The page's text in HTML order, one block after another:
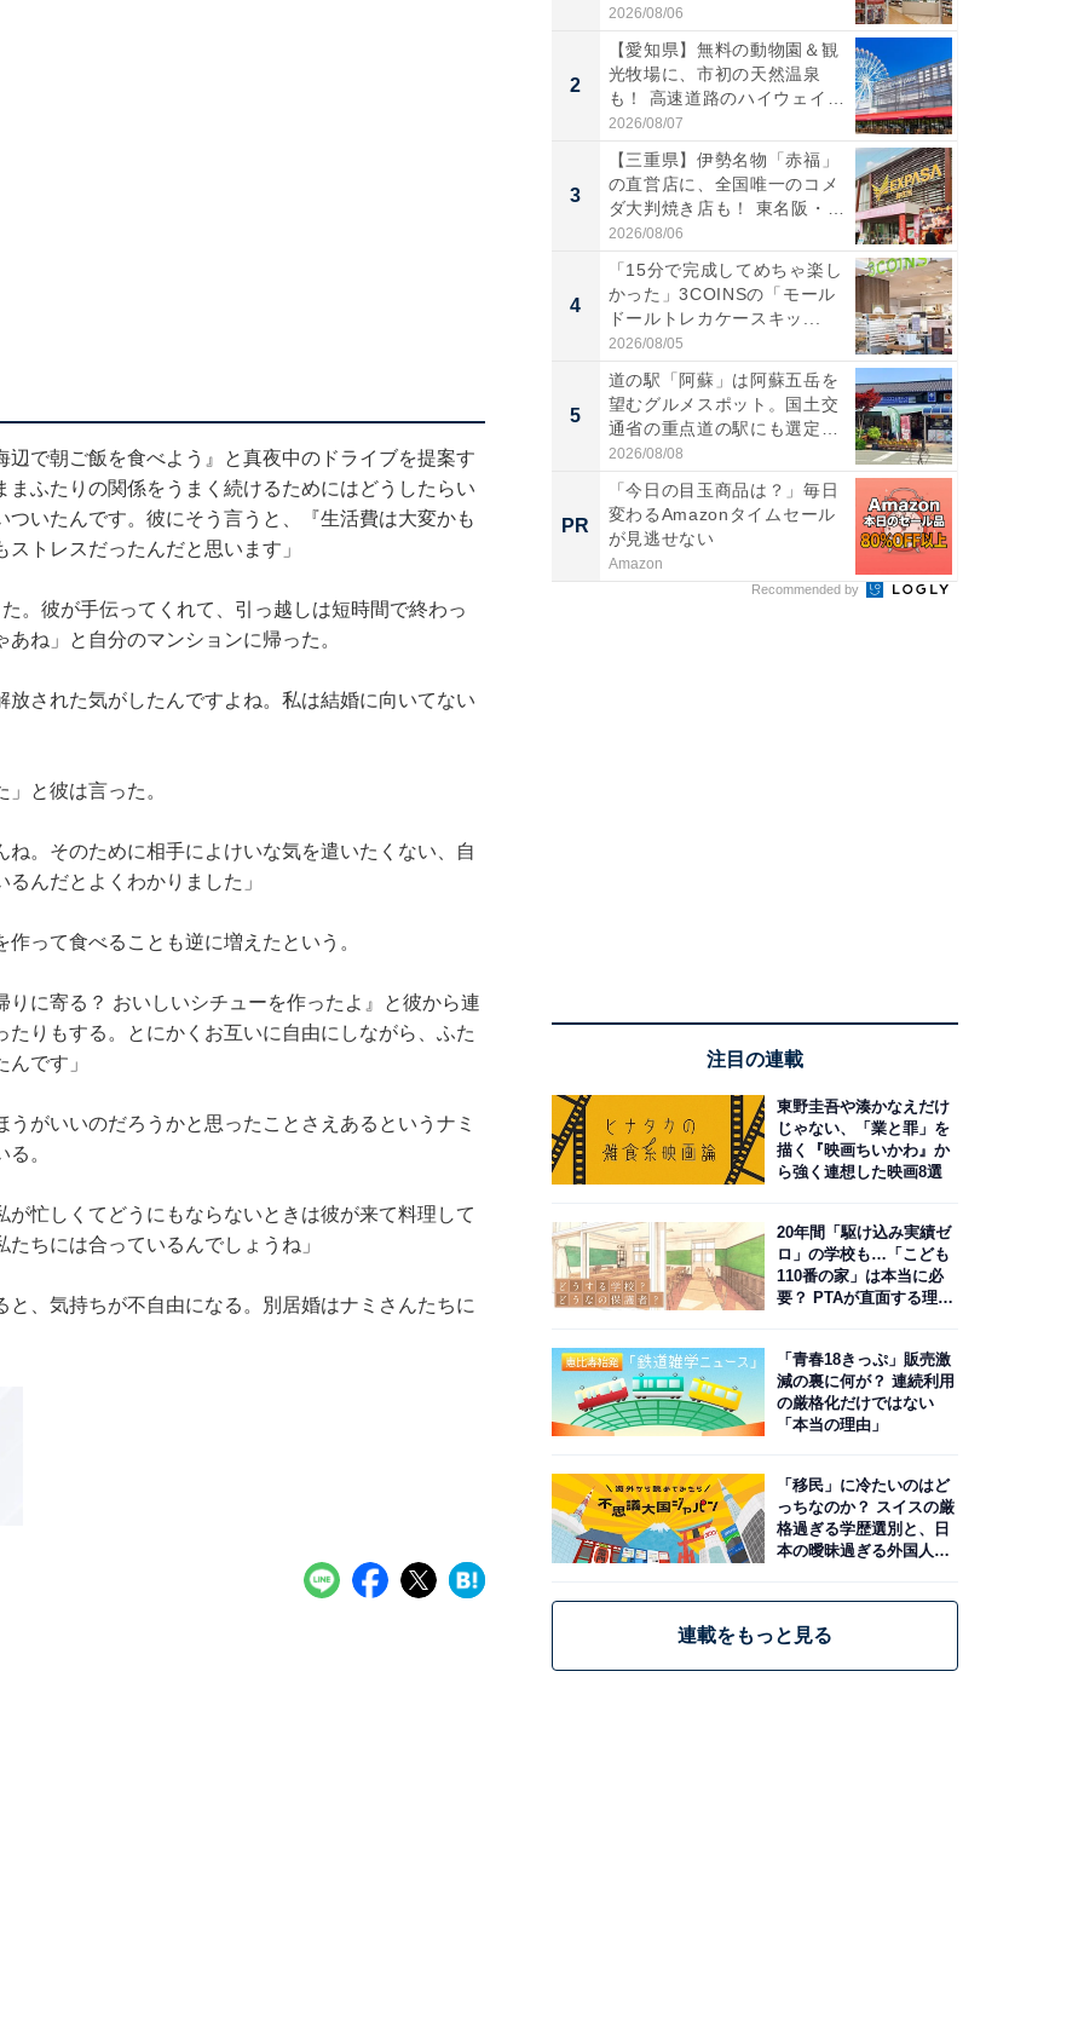
辺で朝ご飯を食べよう』と真夜中のドライブを提案す
ふたりの関係をうまく続けるためにはどうしたらい
いたんです。彼にそう言うと、『生活費は大変かも
トレスだったんだと思います」
。彼が手伝ってくれて、引っ越しは短時間で終わっ
ね」と自分のマンションに帰った。
放された気がしたんですよね。私は結婚に向いてない
と彼は言った。
ね。そのために相手によけいな気を遣いたくない、自
んだとよくわかりました」
って食べることも逆に増えたという。
りに寄る？ おいしいシチューを作ったよ』と彼から連
りもする。とにかくお互いに自由にしながら、ふた
です」
がいいのだろうかと思ったことさえあるというナミ
。
が忙しくてどうにもならないときは彼が来て料理して
ちには合っているんでしょうね」
、気持ちが不自由になる。別居婚はナミさんたちに
2026/08/06
2
【愛知県】無料の動物園＆観
光牧場に、市初の天然温泉
も！ 高速道路のハイウェイオ
ア...
2026/08/07
3
【三重県】伊勢名物「赤福」
の直営店に、全国唯一のコメ
ダ大判焼き店も！ 東名阪・
伊...
2026/08/06
4
「15分で完成してめちゃ楽し
かった」3COINSの「モール
ドールトレカケースキッ...
2026/08/05
5
道の駅「阿蘇」は阿蘇五岳を
望むグルメスポット。国土交
通省の重点道の駅にも選定｜
阿...
2026/08/08
PR
「今日の目玉商品は？」毎日
変わるAmazonタイムセール
が見逃せない
Amazon
Recommended by
注目の連載
東野圭吾や湊かなえだけ
じゃない、「業と罪」を
描く『映画ちいかわ』か
ら強く連想した映画8選
20年間「駆け込み実績ゼ
ロ」の学校も…「こども
110番の家」は本当に必
要？ PTAが直面する理想
「青春18きっぷ」販売激
減の裏に何が？ 連続利用
の厳格化だけではない
「本当の理由」
「移民」に冷たいのはど
っちなのか？ スイスの厳
格過ぎる学歴選別と、日
本の曖昧過ぎる外国人政
連載をもっと見る